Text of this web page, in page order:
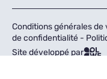
Conditions générales de
de confidentialité -
Site développé par